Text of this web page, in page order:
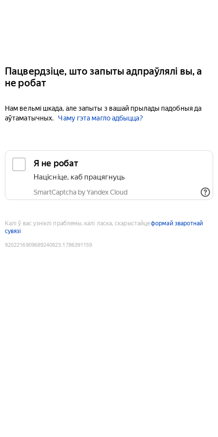
Пацвердзіце, што запыты адпраўлялі вы, а
не робат
Нам вельмі шкада, але запыты з вашай прылады падобныя да
аўтаматычных.
Чаму гэта магло адбыцца?
Я не робат
Націсніце, каб працягнуць
SmartCaptcha by Yandex Cloud
Калі ў вас узніклі праблемы, калі ласка, скарыстайцеформай зваротнай
сувязі
9202216909689240823:1786391159